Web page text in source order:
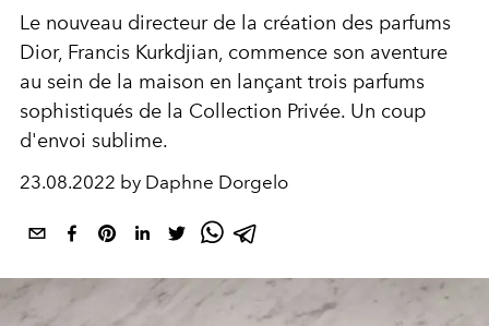
Le nouveau directeur de la création des parfums
Dior, Francis Kurkdjian, commence son aventure
au sein de la maison en lançant trois parfums
sophistiqués de la Collection Privée. Un coup
d'envoi sublime.
23.08.2022 by Daphne Dorgelo